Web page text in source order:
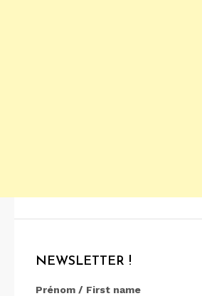
NEWSLETTER !
Prénom / First name